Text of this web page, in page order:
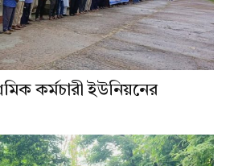
কর্মচারী ইউনিয়নের